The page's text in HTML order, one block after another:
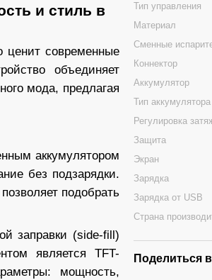
и стиль в
ценит современные
объединяет
мода, предлагая
аккумулятором
без подзарядки.
подобрать
заправки (side-fill)
является TFT-
мощность,
Тип управления
Материал
Сменные
Коннектор
Аккумулятор
Тип аккумулятора
Регулировка
Защита
Экран
Зарядка
Зарядка от USB
Страна
Поделиться